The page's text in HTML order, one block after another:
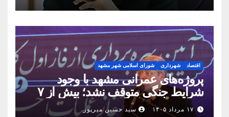
اقتصاد شهرداری شورای اسلامی شهر مشهد
پروژه‌های عمرانی مشهد با وجود
شرایط جنگی متوقف نشد؛ بیش از ۷
همت پروژه در ۱۶۰ روز به بهره‌برداری
۱۷ مرداد ۱۴۰۵ سید حسین میرپور